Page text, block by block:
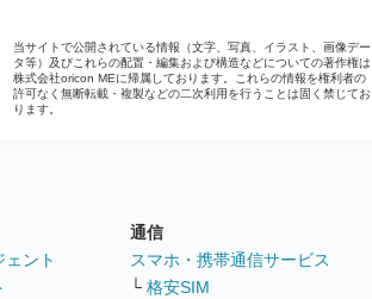
当サイトで公開されている情報（文字、写真、イラスト、画像デー
タ等）及びこれらの配置・編集および構造などについての著作権は
株式会社oricon MEに帰属しております。これらの情報を権利者の
許可なく無断転載・複製などの二次利用を行うことは固く禁じてお
ります。
ント
通信
スマホ・携帯通信サービス
└ 格安SIM